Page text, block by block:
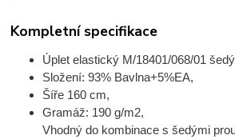
Kompletní specifikace
Úplet elastický M/18401/068/01
Složení: 93% Bavlna+5%EA,
Šíře 160 cm,
Gramáž: 190 g/m2,
Vhodný do kombinace s šedými